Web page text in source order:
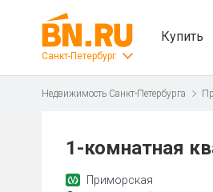
Санкт-Петербург
Купить
Недвижимость Санкт-Петербурга
1-комнатная
Приморская